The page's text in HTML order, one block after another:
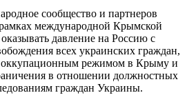
сообщество и партнеров
международной Крымской
давление на Россию с
всех украинских граждан,
оккупационным режимом в Крыму и
в отношении должностных
граждан Украины.